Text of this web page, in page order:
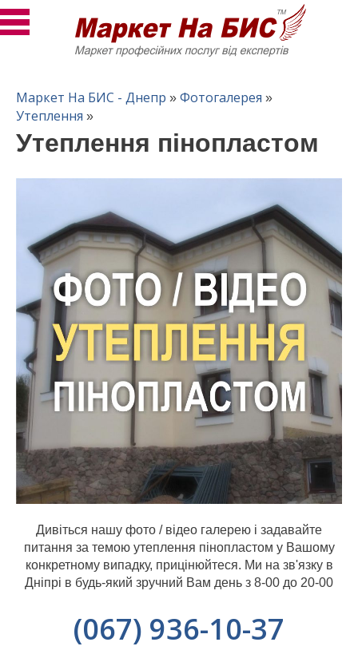
Маркет На БИС - Днепр » Фотогалерея »
Утеплення »
Утеплення пінопластом
Дивіться нашу фото / відео галерею і задавайте
питання за темою утеплення пінопластом у Вашому
конкретному випадку, прицінюйтеся. Ми на зв'язку в
Дніпрі в будь-який зручний Вам день з 8-00 до 20-00
(067) 936-10-37